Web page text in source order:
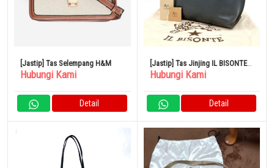
[Jastip] Tas Selempang H&M
Hubungi Kami
Detail
[Jastip] Tas Jinjing IL BISONTE
Logo Timbul Kulit Abu-Abu
Hubungi Kami
Detail